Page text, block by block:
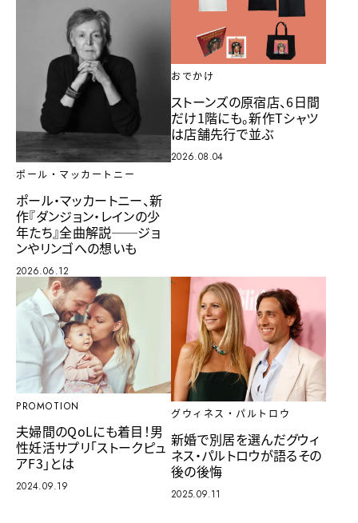
ポール・マッカートニー
ポール・マッカートニー、新
作『ダンジョン・レインの少
年たち』全曲解説──ジョ
ンやリンゴへの想いも
2026.06.12
おでかけ
ストーンズの原宿店、6日間
だけ1階にも。新作Tシャツ
は店舗先行で並ぶ
2026.08.04
PROMOTION
夫婦間のQoLにも着目！男
性妊活サプリ「ストークピュ
アF3」とは
2024.09.19
グウィネス・パルトロウ
新婚で別居を選んだグウィ
ネス・パルトロウが語るその
後の後悔
2025.09.11